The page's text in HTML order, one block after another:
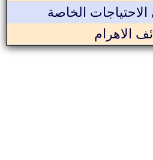
الخاصة
الاهرام